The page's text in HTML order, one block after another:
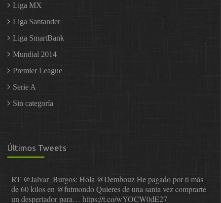
Liga MX
Liga Santander
Liga SmartBank
Mundial 2014
Premier League
Serie A
Sin categoría
Últimos Tweets
RT @Jalvar_Burgos: Hola @DembouzHe pagado por ti más
de 60 kilos en @futmondoQuieres de una santa vez comprarte
un despertador para… https://t.co/wYOCW0dE27